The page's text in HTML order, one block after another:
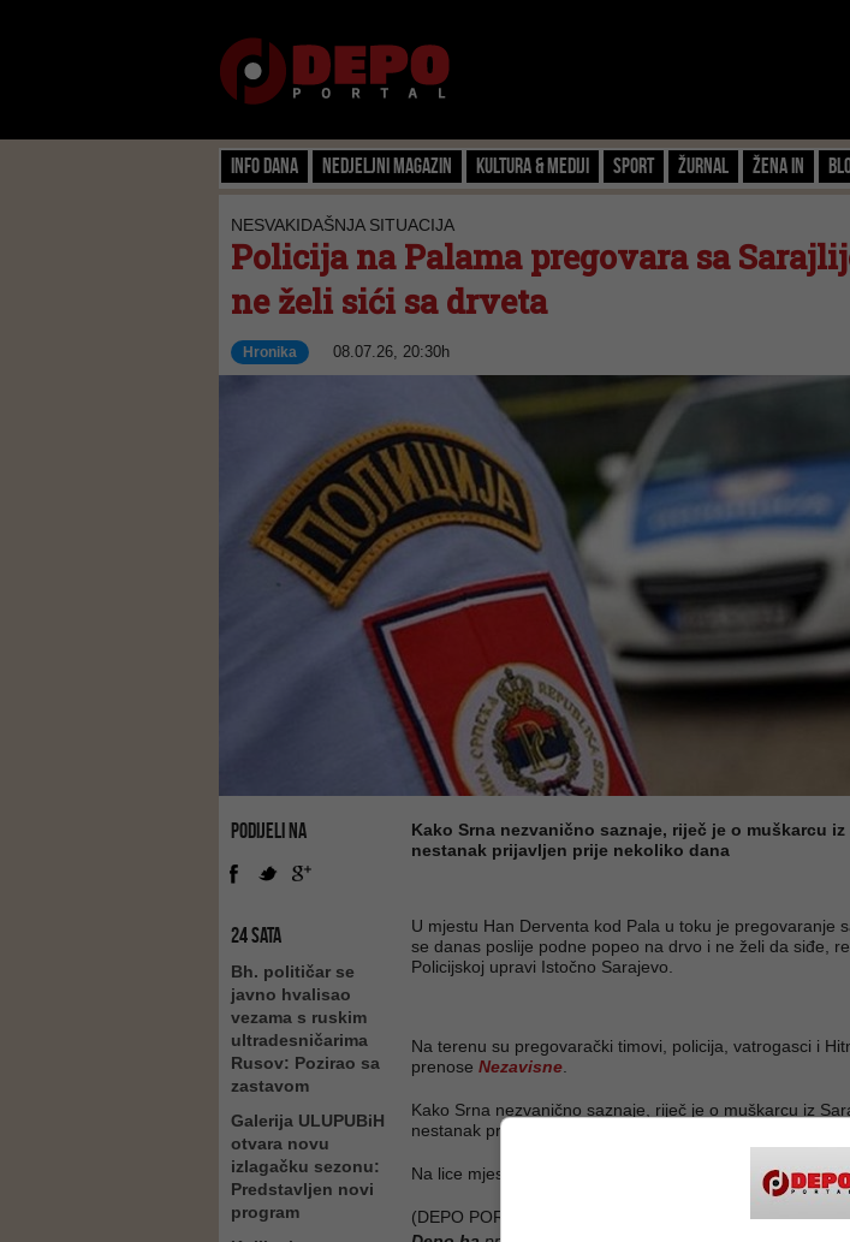
Info dana Nedjeljni magazin Kultura & Mediji Sport Žurnal Žena IN
NESVAKIDAŠNJA SITUACIJA
Policija na Palama pregovara sa
ne želi sići sa drveta
Hronika 08.07.26, 20:30h
PODIJELI NA
24 SATA
Bh. političar se
javno hvalisao
vezama s ruskim
ultradesničarima
Rusov: Pozirao sa
zastavom
Galerija ULUPUBiH
otvara novu
izlagačku sezonu:
Predstavljen novi
program
Kako Srna nezvanično saznaje, riječ je o muškarcu iz
nestanak prijavljen prije nekoliko dana
U mjestu Han Derventa kod Pala u toku je pregovaranje
se danas poslije podne popeo na drvo i ne želi da siđe,
Policijskoj upravi Istočno Sarajevo.
Na terenu su pregovarački timovi, policija, vatrogasci i
prenose Nezavisne
Kako Srna nezvanično saznaje, riječ je o muškarcu iz
nestanak prijavljen prije nekoliko dana.
Na lice mjesta su došli i članovi porodice.
(DEPO PORTAL/dg)